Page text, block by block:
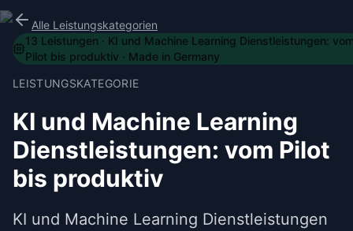
Alle Leistungskategorien
13 Leistungen · KI und Machine Learning Dienstleistungen:
Pilot bis produktiv · Made in Germany
LEISTUNGSKATEGORIE
KI und Machine Learning
Dienstleistungen: vom Pilot
bis produktiv
KI und Machine Learning Dienstleistungen